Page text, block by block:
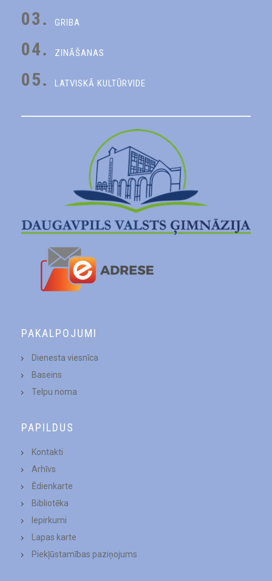
03. GRIBA
04. ZINĀŠANAS
05. LATVISKĀ KULTŪRVIDE
PAKALPOJUMI
Dienesta viesnīca
Baseins
Telpu noma
PAPILDUS
Kontakti
Arhīvs
Ēdienkarte
Bibliotēka
Iepirkumi
Lapas karte
Piekļūstamības paziņojums